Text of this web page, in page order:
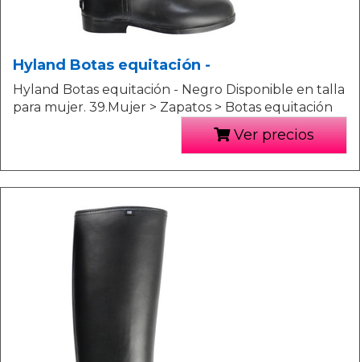
Hyland Botas equitación -
Hyland Botas equitación - Negro Disponible en talla
para mujer. 39.Mujer > Zapatos > Botas equitación
Ver precios